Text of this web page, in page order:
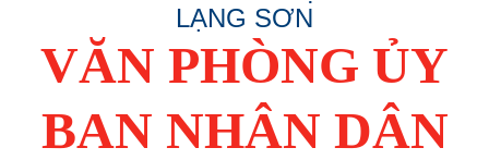
LẠNG SƠN
VĂN PHÒNG ỦY
BAN NHÂN DÂN